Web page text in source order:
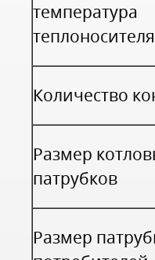
температура
теплоносителя
Количество
Размер
патрубков
Размер